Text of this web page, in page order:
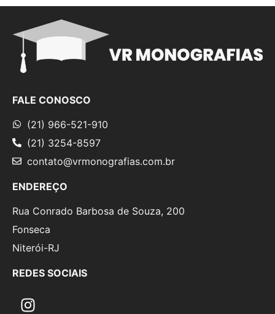
FALE CONOSCO
(21) 966-521-910
(21) 3254-8597
contato@vrmonografias.com.br
ENDEREÇO
Rua Conrado Barbosa de Souza, 200
Fonseca
Niterói-RJ
REDES SOCIAIS